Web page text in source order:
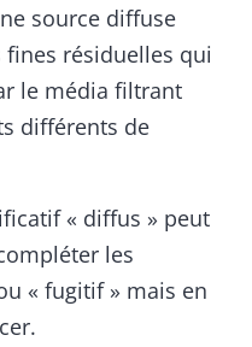
source diffuse
résiduelles qui
le média filtrant
différents de
« diffus » peut
les
« fugitif » mais en